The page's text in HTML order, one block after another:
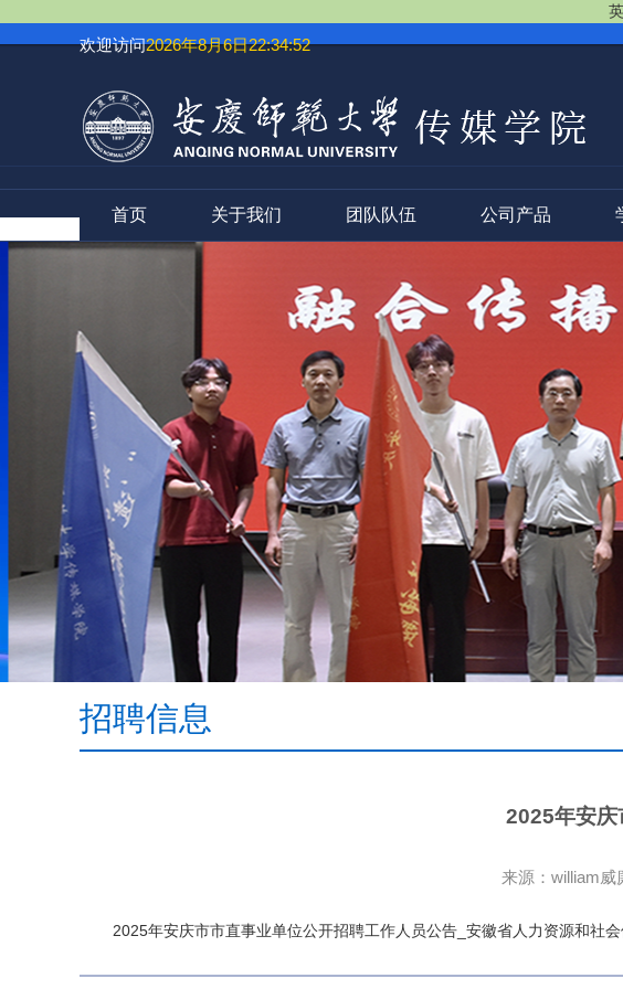
欢迎访问2026年8月6日22:34:52
首页 关于我们 团队队伍 公司产品
招聘信息
2025年安庆
来源：william威
2025年安庆市市直事业单位公开招聘工作人员公告_安徽省人力资源和社